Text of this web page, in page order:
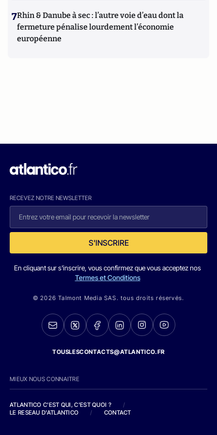
7Rhin & Danube à sec : l’autre voie d’eau dont la
fermeture pénalise lourdement l’économie
européenne
RECEVEZ NOTRE NEWSLETTER
S'INSCRIRE
En cliquant sur s'inscrire, vous confirmez que vous acceptez nos
Termes et Conditions
© 2026 Talmont Media SAS. tous droits réservés.
TOUSLESCONTACTS@ATLANTICO.FR
MIEUX NOUS CONNAITRE
ATLANTICO C'EST QUI, C'EST QUOI ?
/
LE RESEAU D'ATLANTICO
/ CONTACT